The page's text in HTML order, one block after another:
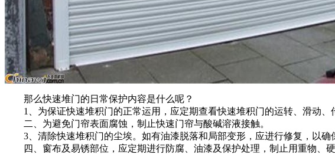
那么快速堆门的日常保护内容是什么呢？
1、为保证快速堆积门的正常运用，应定期查看快速堆积门的运转、滑动、
二、为避免门帘表面腐蚀，制止快速门帘与酸碱溶液接触。
3、清除快速堆积门的尘埃。如有油漆脱落和局部变形，应进行修复，以确
四、窗布及易锈部位，应定期进行防腐、油漆及保护处理，制止用重物、硬